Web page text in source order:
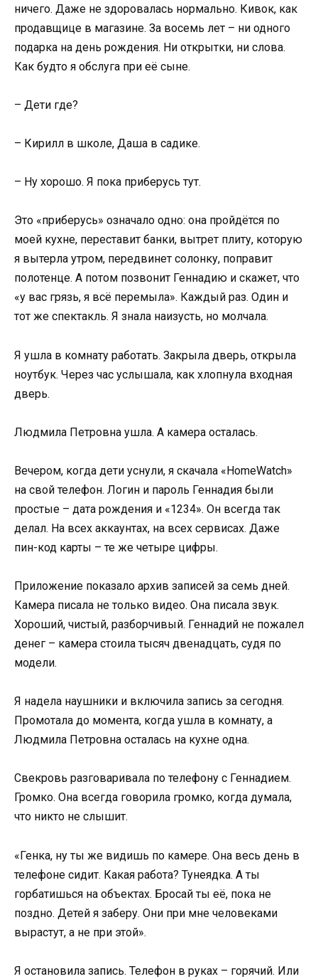
ничего. Даже не здоровалась нормально. Кивок, как
продавщице в магазине. За восемь лет – ни одного
подарка на день рождения. Ни открытки, ни слова.
Как будто я обслуга при её сыне.
– Дети где?
– Кирилл в школе, Даша в садике.
– Ну хорошо. Я пока приберусь тут.
Это «приберусь» означало одно: она пройдётся по
моей кухне, переставит банки, вытрет плиту, которую
я вытерла утром, передвинет солонку, поправит
полотенце. А потом позвонит Геннадию и скажет, что
«у вас грязь, я всё перемыла». Каждый раз. Один и
тот же спектакль. Я знала наизусть, но молчала.
Я ушла в комнату работать. Закрыла дверь, открыла
ноутбук. Через час услышала, как хлопнула входная
дверь.
Людмила Петровна ушла. А камера осталась.
Вечером, когда дети уснули, я скачала «HomeWatch»
на свой телефон. Логин и пароль Геннадия были
простые – дата рождения и «1234». Он всегда так
делал. На всех аккаунтах, на всех сервисах. Даже
пин-код карты – те же четыре цифры.
Приложение показало архив записей за семь дней.
Камера писала не только видео. Она писала звук.
Хороший, чистый, разборчивый. Геннадий не пожалел
денег – камера стоила тысяч двенадцать, судя по
модели.
Я надела наушники и включила запись за сегодня.
Промотала до момента, когда ушла в комнату, а
Людмила Петровна осталась на кухне одна.
Свекровь разговаривала по телефону с Геннадием.
Громко. Она всегда говорила громко, когда думала,
что никто не слышит.
«Генка, ну ты же видишь по камере. Она весь день в
телефоне сидит. Какая работа? Тунеядка. А ты
горбатишься на объектах. Бросай ты её, пока не
поздно. Детей я заберу. Они при мне человеками
вырастут, а не при этой».
Я остановила запись. Телефон в руках – горячий. Или